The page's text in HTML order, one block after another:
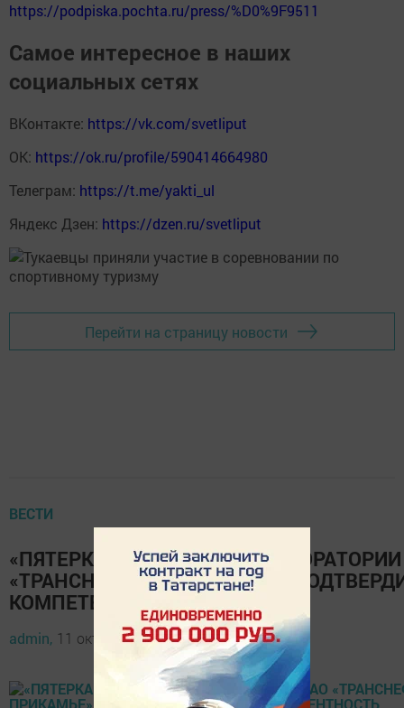
https://podpiska.pochta.ru/press/%D0%9F9511
Самое интересное в наших
социальных сетях
ВКонтакте: https://vk.com/svetliput
ОК: https://ok.ru/profile/590414664980
Телеграм: https://t.me/yakti_ul
Яндекс Дзен: https://dzen.ru/svetliput
Перейти на страницу новости
ВЕСТИ
«ПЯТЕРКА» ОТ ЭКСПЕРТА:
«ТРАНСНЕФТЬ – ПРИКАМЬЕ»
КОМПЕТЕНТНОСТЬ
admin, 11 октября 2022 - 12:07